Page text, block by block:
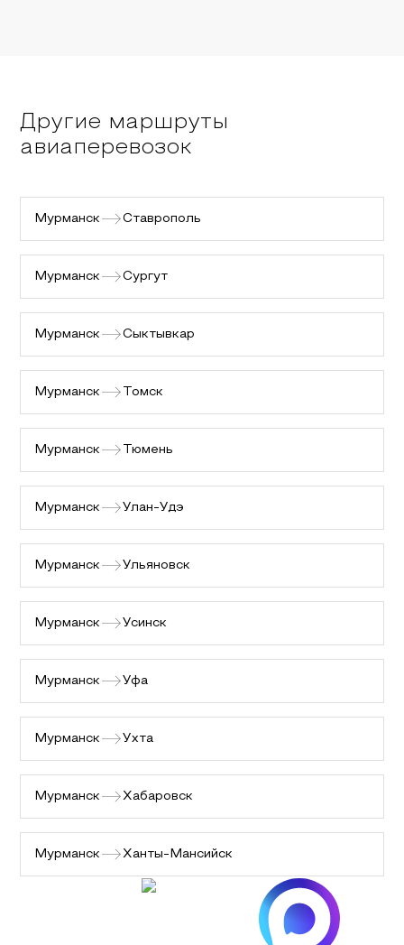
Другие маршруты
авиаперевозок
Мурманск Ставрополь
Мурманск Сургут
Мурманск Сыктывкар
Мурманск Томск
Мурманск Тюмень
Мурманск Улан-Удэ
Мурманск Ульяновск
Мурманск Усинск
Мурманск Уфа
Мурманск Ухта
Мурманск Хабаровск
Мурманск Ханты-Мансийск